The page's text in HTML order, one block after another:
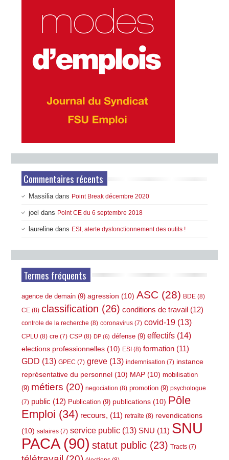
Commentaires récents
Massilia dans Point Break décembre 2020
joel dans Point CE du 6 septembre 2018
laureline dans ESI, alerte dysfonctionnement des outils !
Termes fréquents
agence de demain (9) agression (10) ASC (28) BDE (8)
CE (8) classification (26) conditions de travail (12)
controle de la recherche (8) coronavirus (7) covid-19 (13)
CPLU (8) cre (7) CSP (8) DP (6) défense (9) effectifs (14)
elections professionnelles (10) ESI (8) formation (11)
GDD (13) GPEC (7) greve (13) indemnisation (7) instance
représentative du personnel (10) MAP (10) mobilisation
(9) métiers (20) negociation (8) promotion (9) psychologue
(7) public (12) Publication (9) publications (10) Pôle
Emploi (34) recours, (11) retraite (8) revendications
(10) salaires (7) service public (13) SNU (11) SNU
PACA(90) statut public (23) Tracts (7)